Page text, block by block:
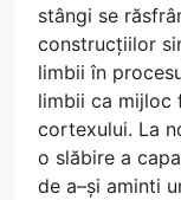
stângi se
construcțiilor
limbii în
limbii ca mijloc
cortexului. La
o slăbire a
de a–și aminti